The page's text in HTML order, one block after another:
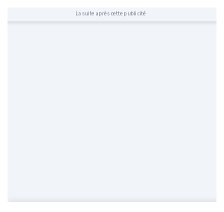
La suite après cette publicité